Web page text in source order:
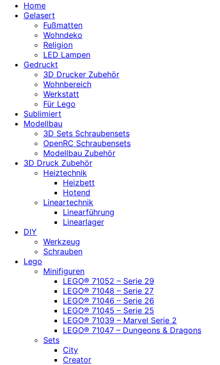
Home
Gelasert
Fußmatten
Wohndeko
Religion
LED Lampen
Gedruckt
3D Drucker Zubehör
Wohnbereich
Werkstatt
Für Lego
Sublimiert
Modellbau
3D Sets Schraubensets
OpenRC Schraubensets
Modellbau Zubehör
3D Druck Zubehör
Heiztechnik
Heizbett
Hotend
Lineartechnik
Linearführung
Linearlager
DIY
Werkzeug
Schrauben
Lego
Minifiguren
LEGO® 71052 – Serie 29
LEGO® 71048 – Serie 27
LEGO® 71046 – Serie 26
LEGO® 71045 – Serie 25
LEGO® 71039 – Marvel Serie 2
LEGO® 71047 – Dungeons & Dragons
Sets
City
Creator